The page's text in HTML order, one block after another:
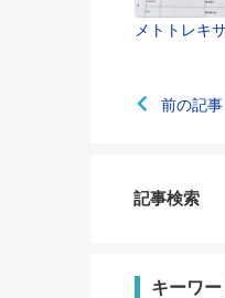
メトトレキ
前の記事
記事検索
キーワ